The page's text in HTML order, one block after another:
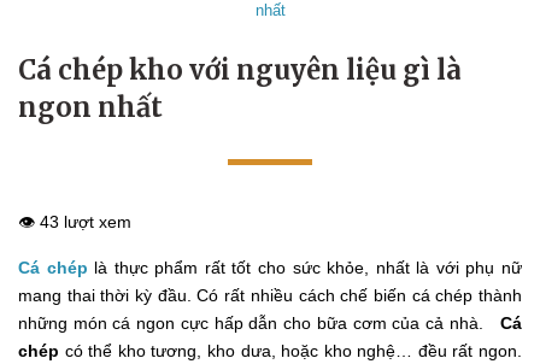
nhất
Cá chép kho với nguyên liệu gì là
ngon nhất
👁️ 43 lượt xem
Cá chép là thực phẩm rất tốt cho sức khỏe, nhất là với phụ nữ
mang thai thời kỳ đầu. Có rất nhiều cách chế biến cá chép thành
những món cá ngon cực hấp dẫn cho bữa cơm của cả nhà.
Cá
chép có thể kho tương, kho dưa, hoặc kho nghệ… đều rất ngon.